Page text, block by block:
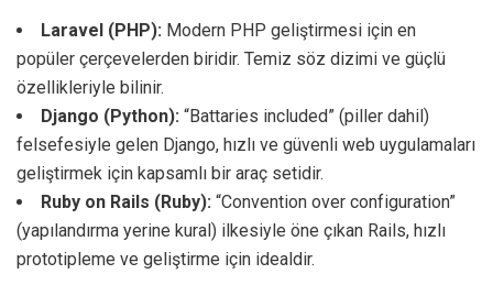
Laravel (PHP): Modern PHP geliştirmesi için en
popüler çerçevelerden biridir. Temiz söz dizimi ve güçlü
özellikleriyle bilinir.
Django (Python): “Battaries included” (piller dahil)
felsefesiyle gelen Django, hızlı ve güvenli web uygulamaları
geliştirmek için kapsamlı bir araç setidir.
Ruby on Rails (Ruby): “Convention over configuration”
(yapılandırma yerine kural) ilkesiyle öne çıkan Rails, hızlı
prototipleme ve geliştirme için idealdir.